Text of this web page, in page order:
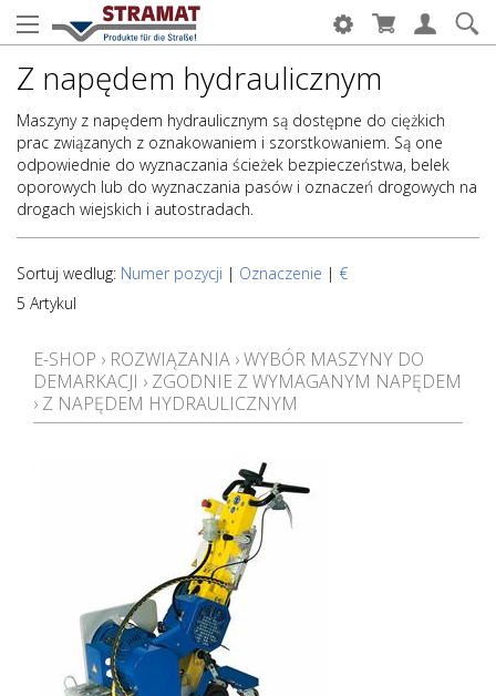
Z napędem hydraulicznym
Maszyny z napędem hydraulicznym są dostępne do ciężkich
prac związanych z oznakowaniem i szorstkowaniem. Są one
odpowiednie do wyznaczania ścieżek bezpieczeństwa, belek
oporowych lub do wyznaczania pasów i oznaczeń drogowych na
drogach wiejskich i autostradach.
Sortuj wedlug: Numer pozycji | Oznaczenie | €
5 Artykul
E-SHOP › ROZWIĄZANIA ›WYBÓR MASZYNY DO
DEMARKACJI › ZGODNIE Z WYMAGANYM NAPĘDEM
› Z NAPĘDEM HYDRAULICZNYM